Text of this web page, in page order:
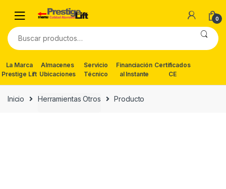
navigation
content
0
Buscar
por:
La Marca
Prestige Lift
Almacenes
Ubicaciones
Servicio
Técnico
Financiación
al Instante
Certificados
CE
Inicio Herramientas Otros Producto